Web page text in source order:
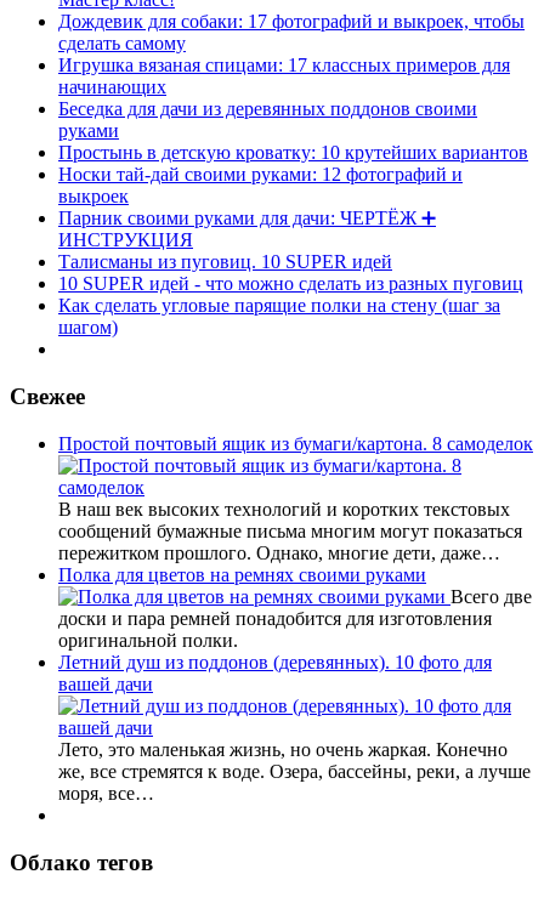
Дождевик для собаки: 17 фотографий и выкроек, чтобы
сделать самому
Игрушка вязаная спицами: 17 классных примеров для
начинающих
Беседка для дачи из деревянных поддонов своими
руками
Простынь в детскую кроватку: 10 крутейших вариантов
Носки тай-дай своими руками: 12 фотографий и
выкроек
Парник своими руками для дачи: ЧЕРТЁЖ ➕
ИНСТРУКЦИЯ
Талисманы из пуговиц. 10 SUPER идей
10 SUPER идей - что можно сделать из разных пуговиц
Как сделать угловые парящие полки на стену (шаг за
шагом)
Свежее
Простой почтовый ящик из бумаги/картона. 8 самоделок
В наш век высоких технологий и коротких текстовых
сообщений бумажные письма многим могут показаться
пережитком прошлого. Однако, многие дети, даже…
Полка для цветов на ремнях своими руками
Всего две
доски и пара ремней понадобится для изготовления
оригинальной полки.
Летний душ из поддонов (деревянных). 10 фото для
вашей дачи
Лето, это маленькая жизнь, но очень жаркая. Конечно
же, все стремятся к воде. Озера, бассейны, реки, а лучше
моря, все…
Облако тегов